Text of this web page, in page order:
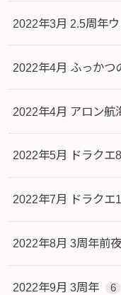
2022年3月 2.5周年
2022年4月 ふっかつ
2022年4月 アロン航
2022年5月 ドラクエ8
2022年7月 ドラクエ
2022年8月 3周年前
2022年9月 3周年 6